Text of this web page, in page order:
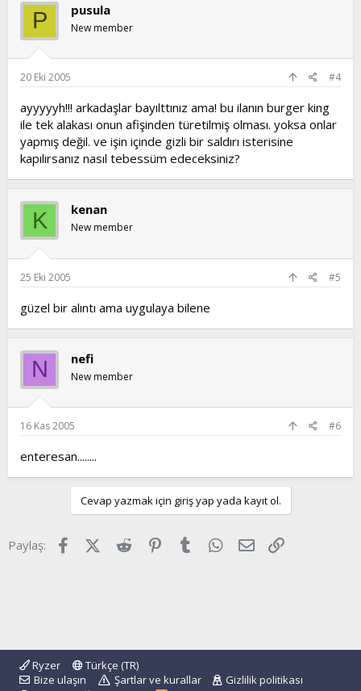
P pusula
New member
20 Eki 2005 #4
ayyyyyh!!! arkadaşlar bayılttınız ama! bu ilanın burger king
ile tek alakası onun afişinden türetilmiş olması. yoksa onlar
yapmış değil. ve işin içinde gizli bir saldırı isterisine
kapılırsanız nasıl tebessüm edeceksiniz?
K kenan
New member
25 Eki 2005 #5
güzel bir alıntı ama uygulaya bilene
N nefi
New member
16 Kas 2005 #6
enteresan........
Cevap yazmak için giriş yap yada kayıt ol.
Paylaş: FacebookX (Twitter)
Reddit Pinterest
Tumblr WhatsApp
E-posta
Ryzer
Türkçe (TR)
Bize ulaşın
Şartlar ve kurallar
Gizlilik politikası